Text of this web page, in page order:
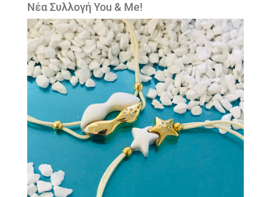
Νέα Συλλογή You & Me!